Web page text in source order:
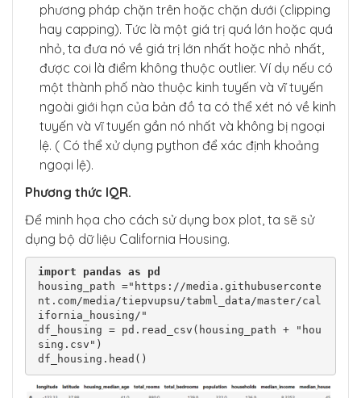
phương pháp chặn trên hoặc chặn dưới (clipping
hay capping). Tức là một giá trị quá lớn hoặc quá
nhỏ, ta đưa nó về giá trị lớn nhất hoặc nhỏ nhất,
được coi là điểm không thuộc outlier. Ví dụ nếu có
một thành phố nào thuộc kinh tuyến và vĩ tuyến
ngoài giới hạn của bản đồ ta có thể xét nó về kinh
tuyến và vĩ tuyến gần nó nhất và không bị ngoại
lệ. ( Có thể xử dụng python để xác định khoảng
ngoại lệ).
Phương thức IQR.
Để minh họa cho cách sử dụng box plot, ta sẽ sử
dụng bộ dữ liệu California Housing.
import pandas as
pd
housing_path ="https://media.githubuserconte
nt.com/media/tiepvupsu/tabml_data/master/cal
ifornia_housing/"
df_housing = pd.read_csv(housing_path + "hou
sing.csv")
df_housing.head()